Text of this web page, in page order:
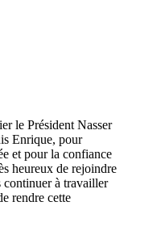
le Président Nasser
Enrique, pour
et pour la confiance
heureux de rejoindre
continuer à travailler
rendre cette